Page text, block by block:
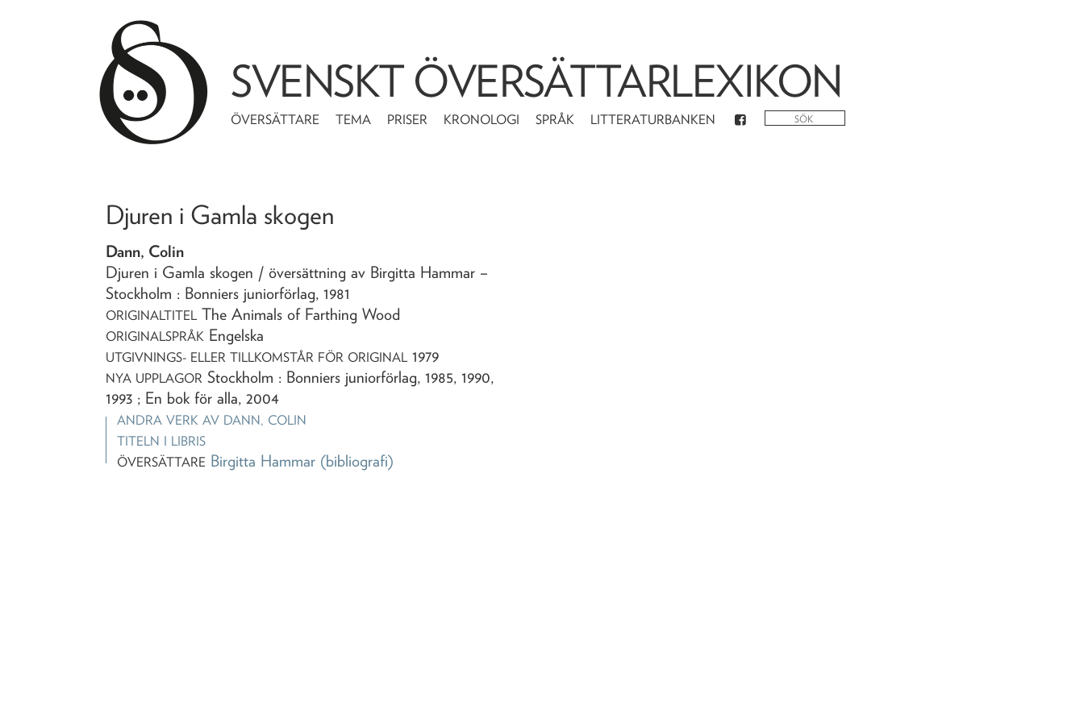
SVENSKT ÖVERSÄTTARLEXIKON
ÖVERSÄTTARE TEMA PRISER KRONOLOGI SPRÅK LITTERATURBANKEN
Djuren i Gamla skogen
Dann, Colin
Djuren i Gamla skogen / översättning av Birgitta Hammar –
Stockholm : Bonniers juniorförlag,1981
ORIGINALTITEL The Animals of Farthing Wood
ORIGINALSPRÅK Engelska
UTGIVNINGS- ELLER TILLKOMSTÅR FÖR ORIGINAL 1979
NYA UPPLAGOR Stockholm : Bonniers juniorförlag, 1985, 1990,
1993 ; En bok för alla, 2004
ANDRA VERK AV DANN, COLIN
TITELN I LIBRIS
ÖVERSÄTTARE Birgitta Hammar (bibliografi)